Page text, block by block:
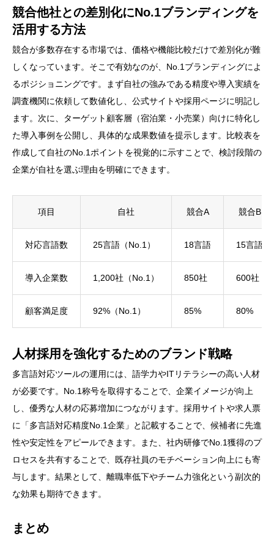
競合他社との差別化にNo.1ブランディングを
活用する方法
競合が多数存在する市場では、価格や機能比較だけで差別化が難
しくなっています。そこで有効なのが、No.1ブランディングによ
るポジショニングです。まず自社の強みである精度や導入実績を
調査機関に依頼して数値化し、公式サイトや採用ページに明記し
ます。次に、ターゲット顧客層（宿泊業・小売業）向けに特化し
た導入事例を公開し、具体的な成果数値を提示します。比較表を
作成して自社のNo.1ポイントを視覚的に示すことで、検討段階の
企業が自社を選ぶ理由を明確にできます。
項目 自社 競合A 競合B
対応言語数 25言語（No.1） 18言語 15言語
導入企業数 1,200社（No.1） 850社 600社
顧客満足度 92%（No.1） 85% 80%
人材採用を強化するためのブランド戦略
多言語対応ツールの運用には、語学力やITリテラシーの高い人材
が必要です。No.1称号を取得することで、企業イメージが向上
し、優秀な人材の応募増加につながります。採用サイトや求人票
に「多言語対応精度No.1企業」と記載することで、候補者に先進
性や安定性をアピールできます。また、社内研修でNo.1獲得のプ
ロセスを共有することで、既存社員のモチベーション向上にも寄
与します。結果として、離職率低下やチーム力強化という副次的
な効果も期待できます。
まとめ